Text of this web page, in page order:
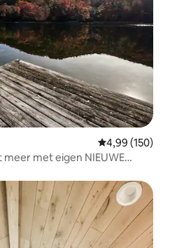
Gemiddelde
4,99 (150)
met eigen NIEUWE